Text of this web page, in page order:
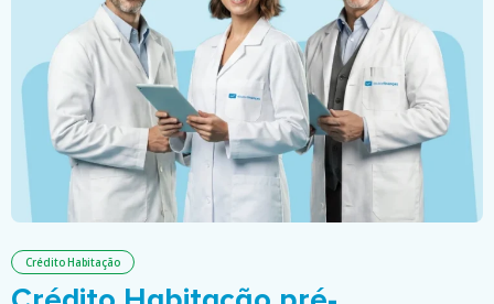
Crédito Habitação